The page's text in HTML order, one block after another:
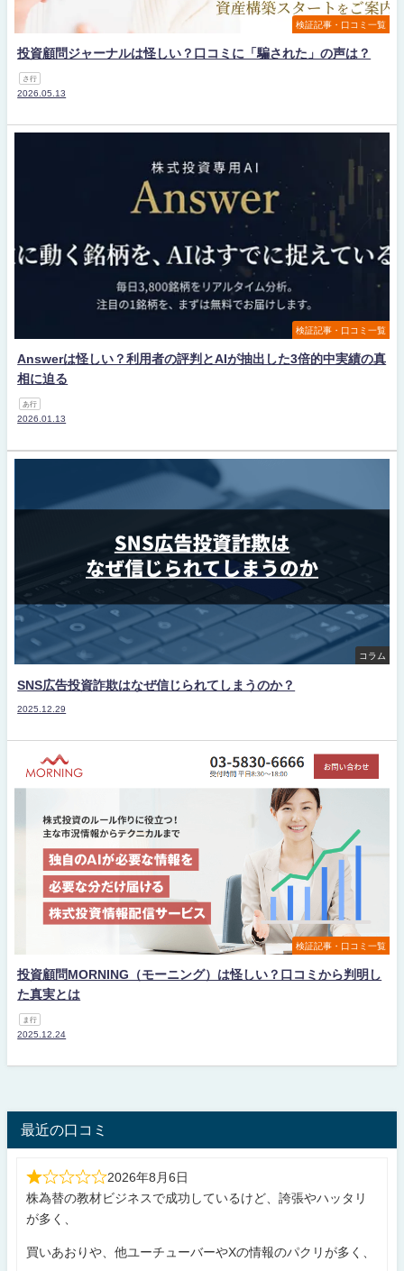
検証記事・口コミ一覧
投資顧問ジャーナルは怪しい？口コミに「騙された」の声は？
さ行
2026.05.13
検証記事・口コミ一覧
Answerは怪しい？利用者の評判とAIが抽出した3倍的中実績の真
相に迫る
あ行
2026.01.13
コラム
SNS広告投資詐欺はなぜ信じられてしまうのか？
2025.12.29
検証記事・口コミ一覧
投資顧問MORNING（モーニング）は怪しい？口コミから判明し
た真実とは
ま行
2025.12.24
最近の口コミ
2026年8月6日
株為替の教材ビジネスで成功しているけど、誇張やハッタリ
が多く、
買いあおりや、他ユーチューバーやXの情報のパクリが多く、